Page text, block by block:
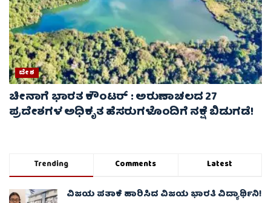
ದೇಶ
ಚೀನಾಗೆ ಭಾರತ ಕೌಂಟರ್ : ಅರುಣಾಚಲದ 27
ಪ್ರದೇಶಗಳ ಅಧಿಕೃತ ಹೆಸರುಗಳೊಂದಿಗೆ ನಕ್ಷೆ ಬಿಡುಗಡೆ!
Trending Comments Latest
ವಿಜಯ ಪತಾಕೆ ಹಾರಿಸಿದ ವಿಜಯ ಭಾರತಿ ವಿದ್ಯಾರ್ಥಿನಿ!